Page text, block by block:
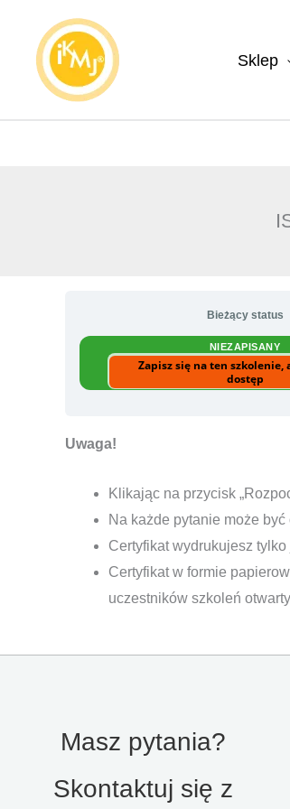
Sklep
Bieżący status
NIEZAPISANY
Zapisz się na ten szkolenie,
dostęp
Uwaga!
Klikając na przycisk
Na każde pytanie może
Certyfikat wydrukujesz
Certyfikat w formie
uczestników szkoleń
Masz pytania?
Skontaktuj się z